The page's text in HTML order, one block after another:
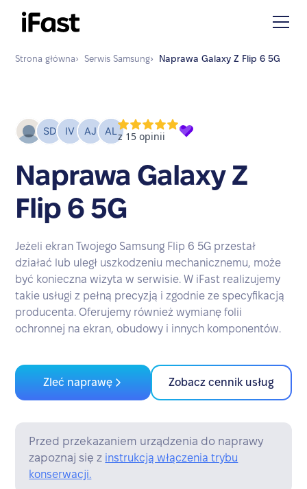
Strona główna› Serwis Samsung› Naprawa Galaxy Z Flip 6 5G
Naprawa Galaxy Z
Flip 6 5G
Jeżeli ekran Twojego Samsung Flip 6 5G przestał
działać lub uległ uszkodzeniu mechanicznemu, może
być konieczna wizyta w serwisie. W iFast realizujemy
takie usługi z pełną precyzją i zgodnie ze specyfikacją
producenta. Oferujemy również wymianę folii
ochronnej na ekran, obudowy i innych komponentów.
Zleć naprawę Zobacz cennik usług
Przed przekazaniem urządzenia do naprawy
zapoznaj się z instrukcją włączenia trybu
konserwacji.